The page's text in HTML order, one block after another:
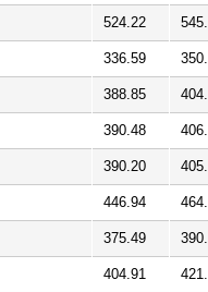
524.22
336.59
388.85
390.48
390.20
446.94
375.49
404.91